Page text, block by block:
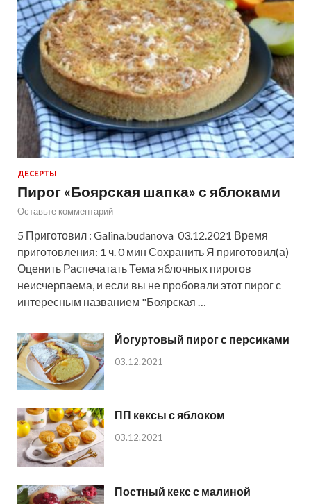
ДЕСЕРТЫ
Пирог «Боярская шапка» с яблоками
Оставьте комментарий
5 Приготовил : Galina.budanova 03.12.2021 Время
приготовления: 1 ч. 0 мин Сохранить Я приготовил(а)
Оценить Распечатать Тема яблочных пирогов
неисчерпаема, и если вы не пробовали этот пирог с
интересным названием "Боярская …
Йогуртовый пирог с персиками
03.12.2021
ПП кексы с яблоком
03.12.2021
Постный кекс с малиной